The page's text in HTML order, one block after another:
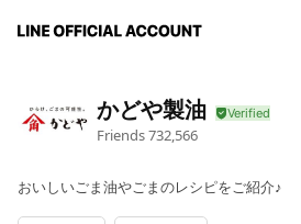
かどや製油
Friends732,566
おいしいごま油やごまのレシピをご紹介♪